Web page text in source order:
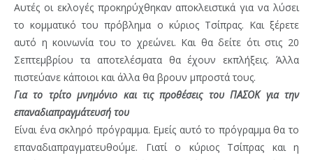
Αυτές οι εκλογές προκηρύχθηκαν αποκλειστικά για να λύσει
το κομματικό του πρόβλημα ο κύριος Τσίπρας. Και ξέρετε
αυτό η κοινωνία του το χρεώνει. Και θα δείτε ότι στις 20
Σεπτεμβρίου τα αποτελέσματα θα έχουν εκπλήξεις. Άλλα
πιστεύανε κάποιοι και άλλα θα βρουν μπροστά τους.
Για το τρίτο μνημόνιο και τις προθέσεις του ΠΑΣΟΚ για την
επαναδιαπραγμάτευσή του
Είναι ένα σκληρό πρόγραμμα. Εμείς αυτό το πρόγραμμα θα το
επαναδιαπραγματευθούμε. Γιατί ο κύριος Τσίπρας και η